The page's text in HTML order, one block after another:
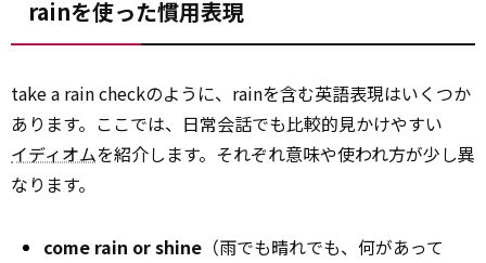
rainを使った慣用表現
take a rain checkのように、rainを含む英語表現はいくつか
あります。ここでは、日常会話でも比較的見かけやすい
イディオムを紹介します。それぞれ意味や使われ方が少し異
なります。
come rain or shine （雨でも晴れでも、何があって